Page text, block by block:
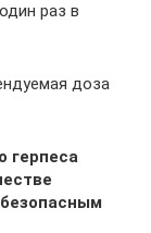
раз в
доза
герпеса